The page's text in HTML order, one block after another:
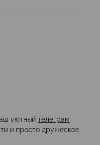
уютный телеграм
и просто дружеское